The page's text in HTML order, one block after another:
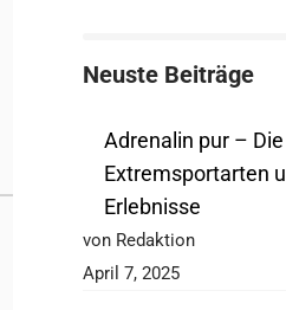
Neuste Beiträge
Adrenalin pur –
Extremsportarten
Erlebnisse
von Redaktion
April 7, 2025